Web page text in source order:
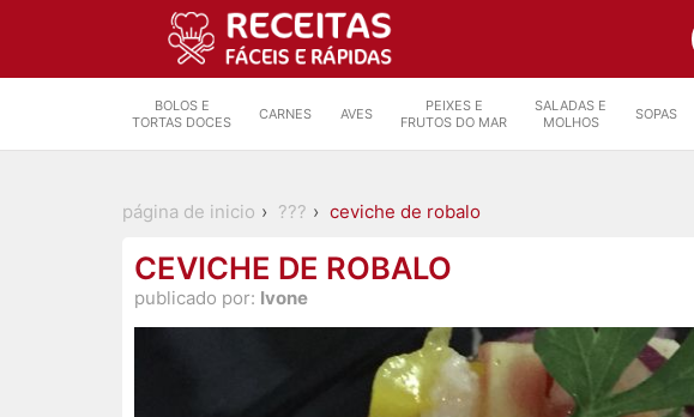
BOLOS E
TORTAS DOCES
CARNES AVES
PEIXES E
FRUTOS DO MAR
SALADAS E
MOLHOS
SOPAS
página de inicio ??? ceviche de robalo
CEVICHE DE ROBALO
publicado por: Ivone